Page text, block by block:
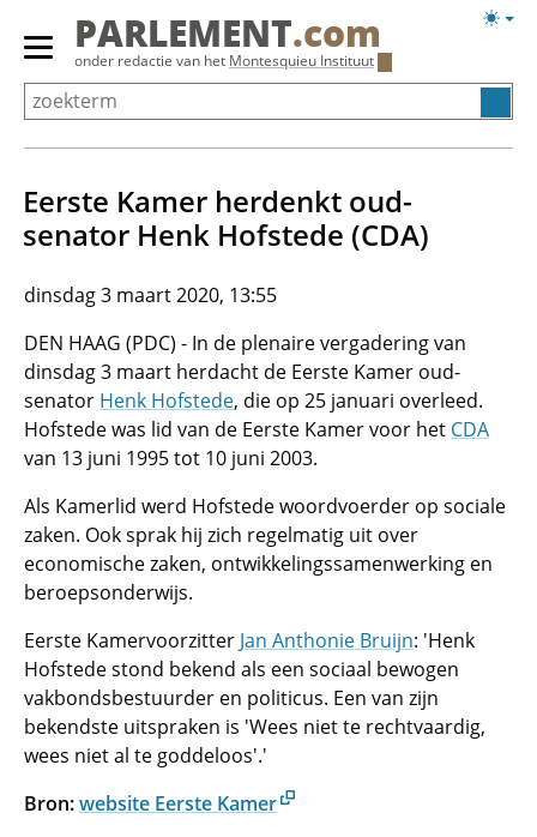
Overslaan
Primair
menu
tonen/verbergen
PARLEMENT.com
onder redactie van het Montesquieu Instituut
Eerste Kamer herdenkt oud-
senator Henk Hofstede (CDA)
dinsdag 3 maart 2020, 13:55
DEN HAAG (PDC) - In de plenaire vergadering van
dinsdag 3 maart herdacht de Eerste Kamer oud-
senator Henk Hofstede, die op 25 januari overleed.
Hofstede was lid van de Eerste Kamer voor het CDA
van 13 juni 1995 tot 10 juni 2003.
Als Kamerlid werd Hofstede woordvoerder op sociale
zaken. Ook sprak hij zich regelmatig uit over
economische zaken, ontwikkelingssamenwerking en
beroepsonderwijs.
Eerste Kamervoorzitter Jan Anthonie Bruijn: 'Henk
Hofstede stond bekend als een sociaal bewogen
vakbondsbestuurder en politicus. Een van zijn
bekendste uitspraken is 'Wees niet te rechtvaardig,
wees niet al te goddeloos'.'
Bron:website Eerste Kamer